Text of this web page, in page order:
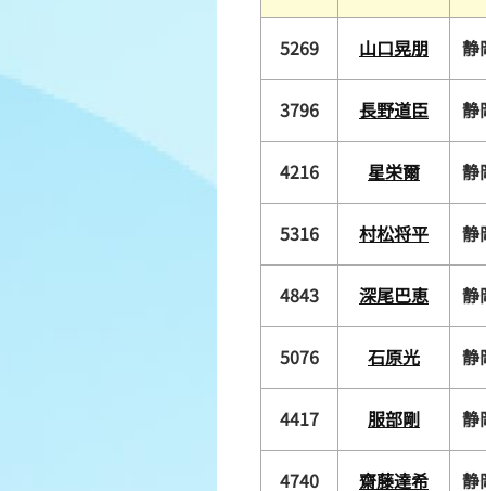
5269 山口晃朋 静
3796 長野道臣 静
4216 星栄爾 静
5316 村松将平 静
4843 深尾巴恵 静
5076 石原光 静
4417 服部剛 静
4740 齋藤達希 静